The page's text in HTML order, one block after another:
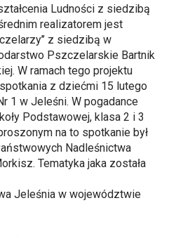
Ludności z siedzibą
realizatorem jest
z siedzibą w
Pszczelarskie Bartnik
W ramach tego projektu
z dziećmi 15 lutego
1 w Jeleśni. W pogadance
Podstawowej, klasa 2 i 3
na to spotkanie był
Nadleśnictwa
Tematyka jaka została
Jeleśnia w województwie